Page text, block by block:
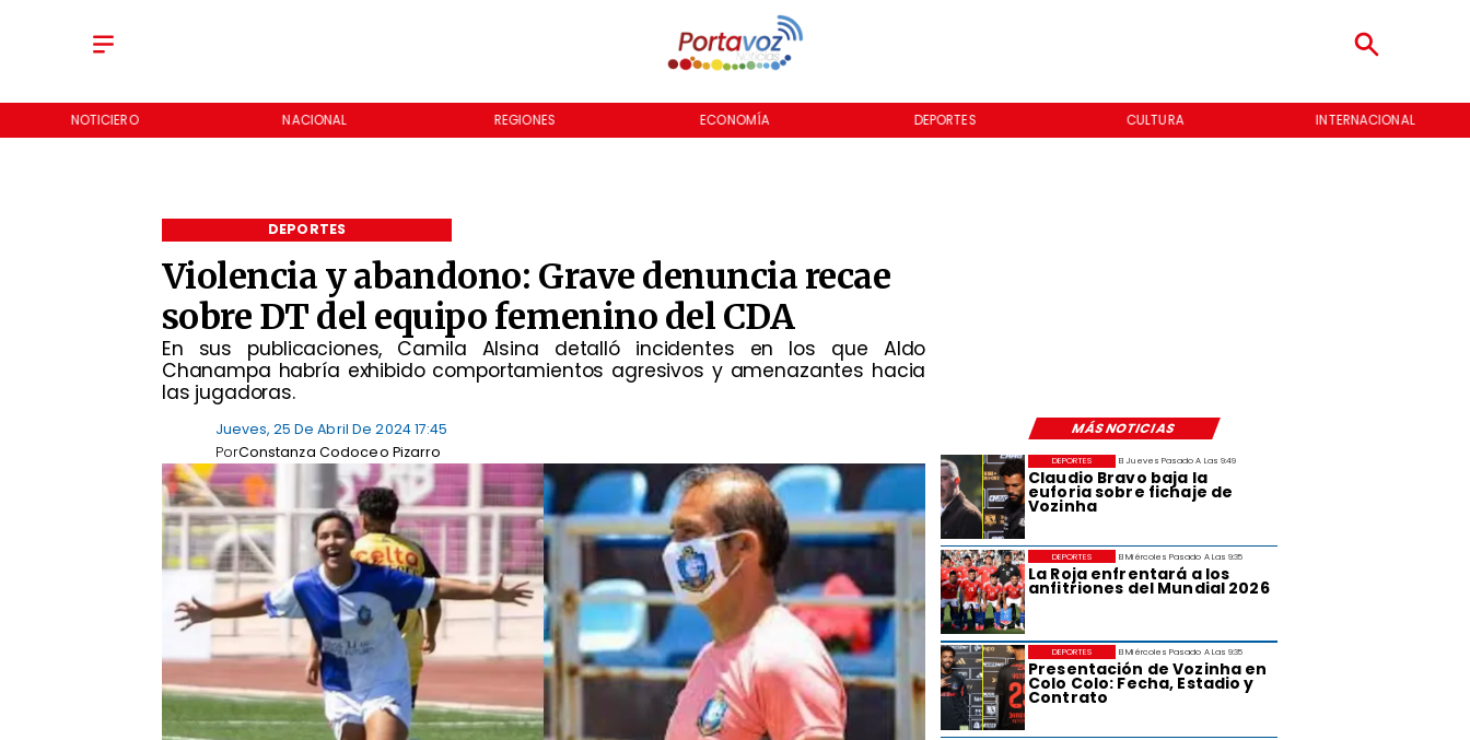
NOTICIERO NACIONAL REGIONES ECONOMÍA DEPORTES CULTURA INTERNACIONAL
Violencia y abandono: Grave denuncia recae
sobre DT del equipo femenino del CDA
En sus publicaciones, Camila Alsina detalló incidentes en los que Aldo
Chanampa habría exhibido comportamientos agresivos y amenazantes hacia
las jugadoras.
DEPORTES
MÁS NOTICIAS
Jueves, 25 De Abril De 2024 17:45
Constanza Codoceo Pizarro
Por
El Jueves Pasado A Las 9:49
Claudio Bravo baja la
euforia sobre fichaje de
Vozinha
DEPORTES
El Miércoles Pasado A Las 9:35
La Roja enfrentará a los
anfitriones del Mundial 2026
DEPORTES
El Miércoles Pasado A Las 9:35
Presentación de Vozinha en
Colo Colo: Fecha, Estadio y
Contrato
DEPORTES